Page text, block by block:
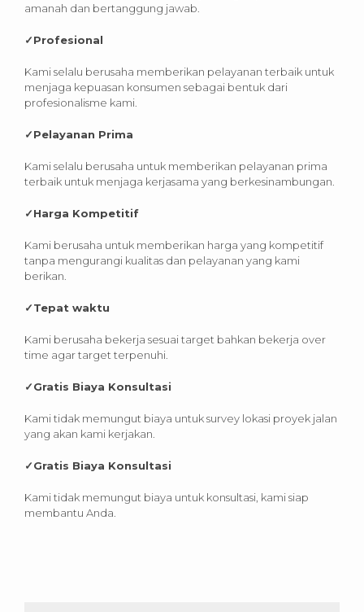
amanah dan bertanggung jawab.
✓Profesional
Kami selalu berusaha memberikan pelayanan terbaik untuk
menjaga kepuasan konsumen sebagai bentuk dari
profesionalisme kami.
✓Pelayanan Prima
Kami selalu berusaha untuk memberikan pelayanan prima
terbaik untuk menjaga kerjasama yang berkesinambungan.
✓Harga Kompetitif
Kami berusaha untuk memberikan harga yang kompetitif
tanpa mengurangi kualitas dan pelayanan yang kami
berikan.
✓Tepat waktu
Kami berusaha bekerja sesuai target bahkan bekerja over
time agar target terpenuhi.
✓Gratis Biaya Konsultasi
Kami tidak memungut biaya untuk survey lokasi proyek jalan
yang akan kami kerjakan.
✓Gratis Biaya Konsultasi
Kami tidak memungut biaya untuk konsultasi, kami siap
membantu Anda.